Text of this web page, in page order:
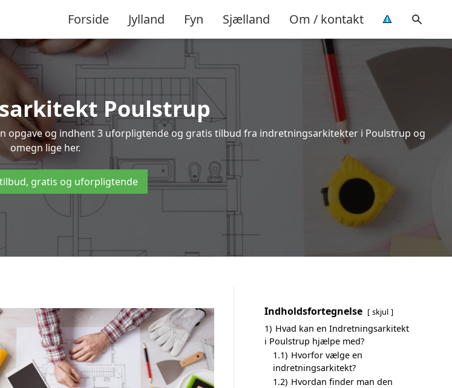
Forside Jylland Fyn Sjælland Om / kontakt
Poulstrup
opgave og indhent 3 uforpligtende og gratis tilbud fra indretningsarkitekter i Poulstrup og
omegn lige her.
gratis og uforpligtende
Indholdsfortegnelse skjul
1) Hvad kan en Indretningsarkitekt
i Poulstrup hjælpe med?
1.1) Hvorfor vælge en
indretningsarkitekt?
1.2) Hvordan finder man den